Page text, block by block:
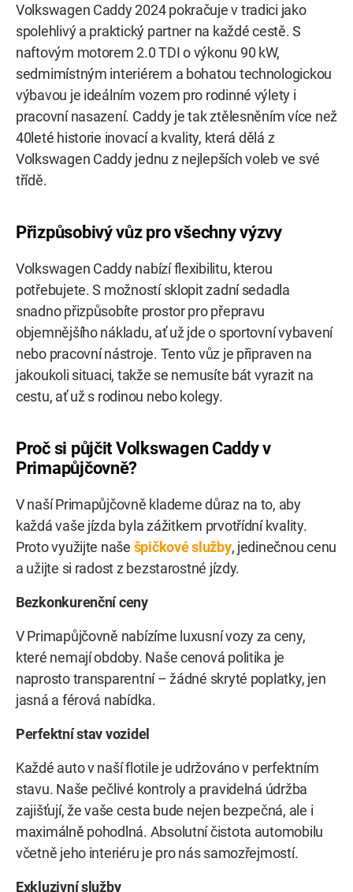
Volkswagen Caddy 2024 pokračuje v tradici jako
spolehlivý a praktický partner na každé cestě. S
naftovým motorem 2.0 TDI o výkonu 90 kW,
sedmimístným interiérem a bohatou technologickou
výbavou je ideálním vozem pro rodinné výlety i
pracovní nasazení. Caddy je tak ztělesněním více než
40leté historie inovací a kvality, která dělá z
Volkswagen Caddy jednu z nejlepších voleb ve své
třídě.
Přizpůsobivý vůz pro všechny výzvy
Volkswagen Caddy nabízí flexibilitu, kterou
potřebujete. S možností sklopit zadní sedadla
snadno přizpůsobíte prostor pro přepravu
objemnějšího nákladu, ať už jde o sportovní vybavení
nebo pracovní nástroje. Tento vůz je připraven na
jakoukoli situaci, takže se nemusíte bát vyrazit na
cestu, ať už s rodinou nebo kolegy.
Proč si půjčit Volkswagen Caddy v
Primapůjčovně?
V naší Primapůjčovně klademe důraz na to, aby
každá vaše jízda byla zážitkem prvotřídní kvality.
Proto využijte naše špičkové služby, jedinečnou cenu
a užijte si radost z bezstarostné jízdy.
Bezkonkurenční ceny
V Primapůjčovně nabízíme luxusní vozy za ceny,
které nemají obdoby. Naše cenová politika je
naprosto transparentní – žádné skryté poplatky, jen
jasná a férová nabídka.
Perfektní stav vozidel
Každé auto v naší flotile je udržováno v perfektním
stavu. Naše pečlivé kontroly a pravidelná údržba
zajišťují, že vaše cesta bude nejen bezpečná, ale i
maximálně pohodlná. Absolutní čistota automobilu
včetně jeho interiéru je pro nás samozřejmostí.
Exkluzivní služby